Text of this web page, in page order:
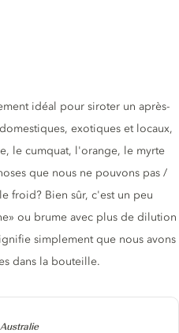
Australie
idéal pour siroter un après-
exotiques et locaux,
le cumquat, l'orange, le myrte
que nous ne pouvons pas /
froid? Bien sûr, c'est un peu
ou brume avec plus de dilution
simplement que nous avons
dans la bouteille.